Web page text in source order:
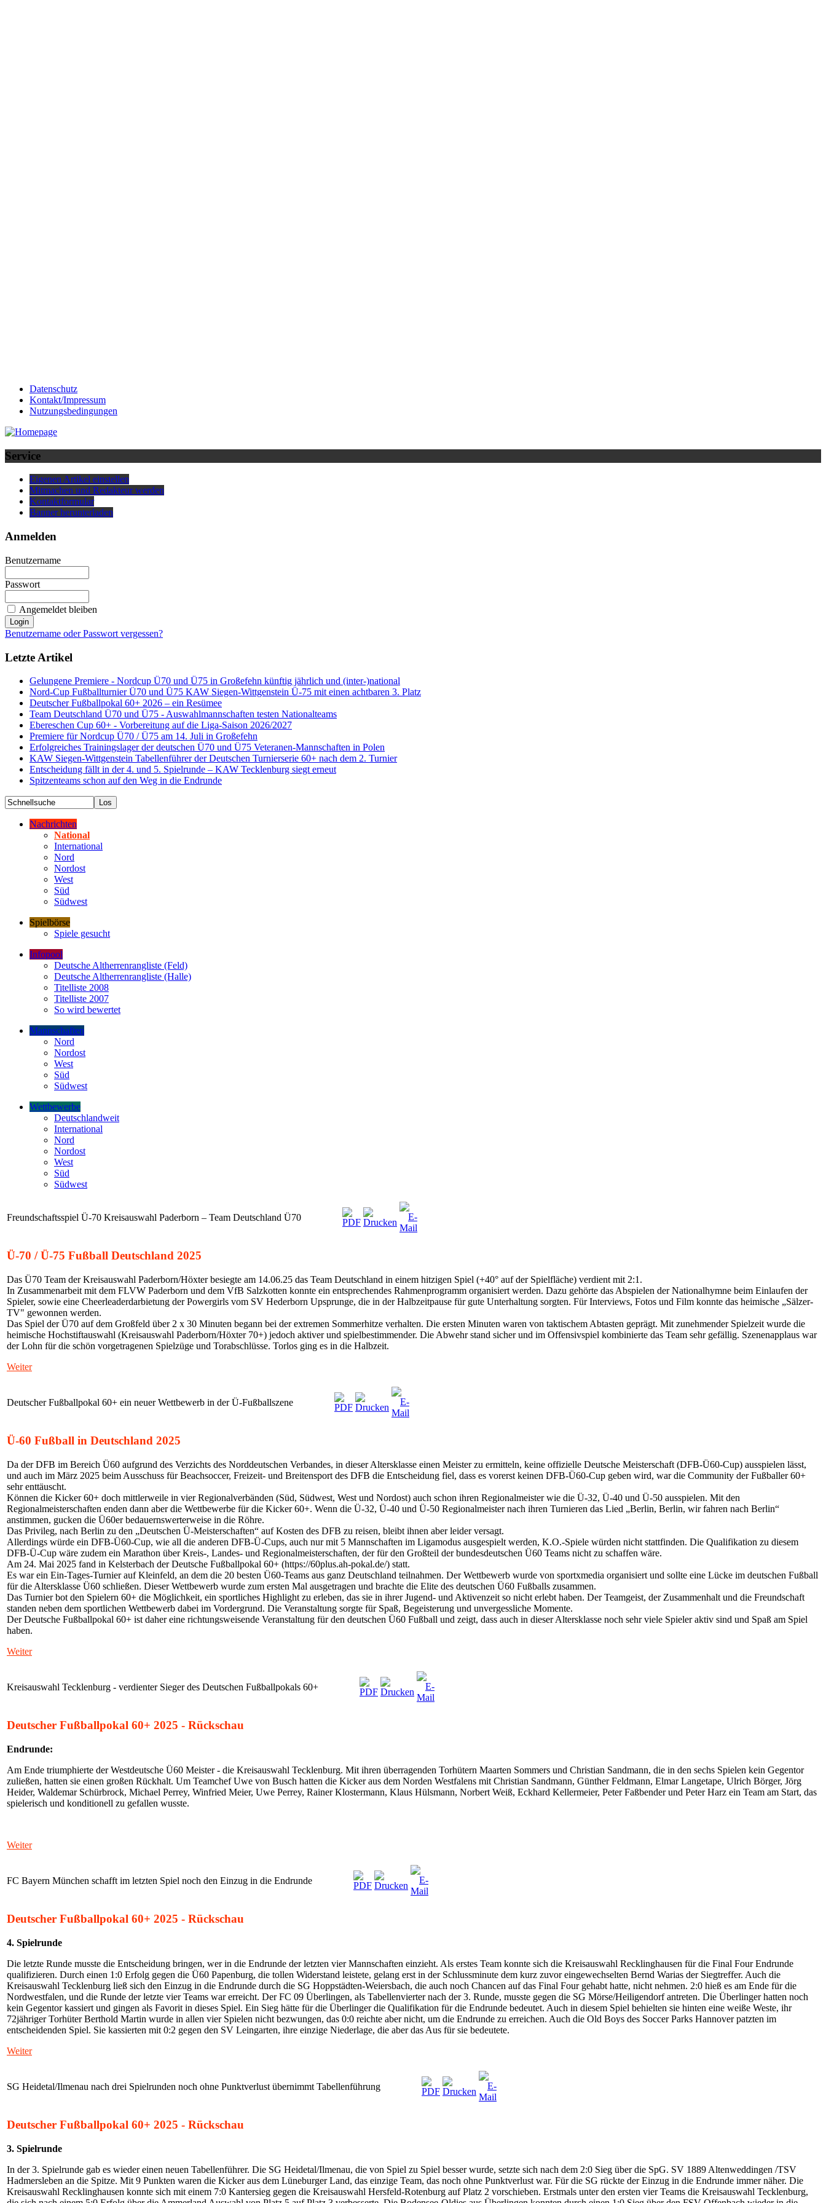
Datenschutz
Kontakt/Impressum
Nutzungsbedingungen
Service
Eigenen Artikel einstellen
Mitmachen und Redakteur werden
Kontaktformular
Banner herunterladen
Anmelden
Benutzername
Passwort
Angemeldet bleiben
Benutzername oder Passwort vergessen?
Letzte Artikel
Gelungene Premiere - Nordcup Ü70 und Ü75 in Großefehn künftig jährlich und (inter-)national
Nord-Cup Fußballturnier Ü70 und Ü75 KAW Siegen-Wittgenstein Ü-75 mit einen achtbaren 3. Platz
Deutscher Fußballpokal 60+ 2026 – ein Resümee
Team Deutschland Ü70 und Ü75 - Auswahlmannschaften testen Nationalteams
Ebereschen Cup 60+ - Vorbereitung auf die Liga-Saison 2026/2027
Premiere für Nordcup Ü70 / Ü75 am 14. Juli in Großefehn
Erfolgreiches Trainingslager der deutschen Ü70 und Ü75 Veteranen-Mannschaften in Polen
KAW Siegen-Wittgenstein Tabellenführer der Deutschen Turnierserie 60+ nach dem 2. Turnier
Entscheidung fällt in der 4. und 5. Spielrunde – KAW Tecklenburg siegt erneut
Spitzenteams schon auf den Weg in die Endrunde
Nachrichten
National
International
Nord
Nordost
West
Süd
Südwest
Spielbörse
Spiele gesucht
Infopool
Deutsche Altherrenrangliste (Feld)
Deutsche Altherrenrangliste (Halle)
Titelliste 2008
Titelliste 2007
So wird bewertet
Mannschaften
Nord
Nordost
West
Süd
Südwest
Wettbewerbe
Deutschlandweit
International
Nord
Nordost
West
Süd
Südwest
Freundschaftsspiel Ü-70 Kreisauswahl Paderborn – Team Deutschland Ü70
Ü-70 / Ü-75 Fußball Deutschland 2025
Das Ü70 Team der Kreisauswahl Paderborn/Höxter besiegte am 14.06.25 das Team Deutschland in einem hitzigen Spiel (+40° auf der Spielfläche) verdient mit 2:1.
In Zusammenarbeit mit dem FLVW Paderborn und dem VfB Salzkotten konnte ein entsprechendes Rahmenprogramm organisiert werden. Dazu gehörte das Abspielen der Nationalhymne beim Einlaufen der
Spieler, sowie eine Cheerleaderdarbietung der Powergirls vom SV Hederborn Upsprunge, die in der Halbzeitpause für gute Unterhaltung sorgten. Für Interviews, Fotos und Film konnte das heimische „Sälzer-
TV" gewonnen werden.
Das Spiel der Ü70 auf dem Großfeld über 2 x 30 Minuten begann bei der extremen Sommerhitze verhalten. Die ersten Minuten waren von taktischem Abtasten geprägt. Mit zunehmender Spielzeit wurde die
heimische Hochstiftauswahl (Kreisauswahl Paderborn/Höxter 70+) jedoch aktiver und spielbestimmender. Die Abwehr stand sicher und im Offensivspiel kombinierte das Team sehr gefällig. Szenenapplaus war
der Lohn für die schön vorgetragenen Spielzüge und Torabschlüsse. Torlos ging es in die Halbzeit.
Weiter
Deutscher Fußballpokal 60+ ein neuer Wettbewerb in der Ü-Fußballszene
Ü-60 Fußball in Deutschland 2025
Da der DFB im Bereich Ü60 aufgrund des Verzichts des Norddeutschen Verbandes, in dieser Altersklasse einen Meister zu ermitteln, keine offizielle Deutsche Meisterschaft (DFB-Ü60-Cup) ausspielen lässt,
und auch im März 2025 beim Ausschuss für Beachsoccer, Freizeit- und Breitensport des DFB die Entscheidung fiel, dass es vorerst keinen DFB-Ü60-Cup geben wird, war die Community der Fußballer 60+
sehr enttäuscht.
Können die Kicker 60+ doch mittlerweile in vier Regionalverbänden (Süd, Südwest, West und Nordost) auch schon ihren Regionalmeister wie die Ü-32, Ü-40 und Ü-50 ausspielen. Mit den
Regionalmeisterschaften enden dann aber die Wettbewerbe für die Kicker 60+. Wenn die Ü-32, Ü-40 und Ü-50 Regionalmeister nach ihren Turnieren das Lied „Berlin, Berlin, wir fahren nach Berlin“
anstimmen, gucken die Ü60er bedauernswerterweise in die Röhre.
Das Privileg, nach Berlin zu den „Deutschen Ü-Meisterschaften“ auf Kosten des DFB zu reisen, bleibt ihnen aber leider versagt.
Allerdings würde ein DFB-Ü60-Cup, wie all die anderen DFB-Ü-Cups, auch nur mit 5 Mannschaften im Ligamodus ausgespielt werden, K.O.-Spiele würden nicht stattfinden. Die Qualifikation zu diesem
DFB-Ü-Cup wäre zudem ein Marathon über Kreis-, Landes- und Regionalmeisterschaften, der für den Großteil der bundesdeutschen Ü60 Teams nicht zu schaffen wäre.
Am 24. Mai 2025 fand in Kelsterbach der Deutsche Fußballpokal 60+ (https://60plus.ah-pokal.de/) statt.
Es war ein Ein-Tages-Turnier auf Kleinfeld, an dem die 20 besten Ü60-Teams aus ganz Deutschland teilnahmen. Der Wettbewerb wurde von sportxmedia organisiert und sollte eine Lücke im deutschen Fußball
für die Altersklasse Ü60 schließen. Dieser Wettbewerb wurde zum ersten Mal ausgetragen und brachte die Elite des deutschen Ü60 Fußballs zusammen.
Das Turnier bot den Spielern 60+ die Möglichkeit, ein sportliches Highlight zu erleben, das sie in ihrer Jugend- und Aktivenzeit so nicht erlebt haben. Der Teamgeist, der Zusammenhalt und die Freundschaft
standen neben dem sportlichen Wettbewerb dabei im Vordergrund. Die Veranstaltung sorgte für Spaß, Begeisterung und unvergessliche Momente.
Der Deutsche Fußballpokal 60+ ist daher eine richtungsweisende Veranstaltung für den deutschen Ü60 Fußball und zeigt, dass auch in dieser Altersklasse noch sehr viele Spieler aktiv sind und Spaß am Spiel
haben.
Weiter
Kreisauswahl Tecklenburg - verdienter Sieger des Deutschen Fußballpokals 60+
Deutscher Fußballpokal 60+ 2025 - Rückschau
Endrunde:
Am Ende triumphierte der Westdeutsche Ü60 Meister - die Kreisauswahl Tecklenburg. Mit ihren überragenden Torhütern Maarten Sommers und Christian Sandmann, die in den sechs Spielen kein Gegentor
zuließen, hatten sie einen großen Rückhalt. Um Teamchef Uwe von Busch hatten die Kicker aus dem Norden Westfalens mit Christian Sandmann, Günther Feldmann, Elmar Langetape, Ulrich Börger, Jörg
Heider, Waldemar Schürbrock, Michael Perrey, Winfried Meier, Uwe Perrey, Rainer Klostermann, Klaus Hülsmann, Norbert Weiß, Eckhard Kellermeier, Peter Faßbender und Peter Harz ein Team am Start, das
spielerisch und konditionell zu gefallen wusste.
Weiter
FC Bayern München schafft im letzten Spiel noch den Einzug in die Endrunde
Deutscher Fußballpokal 60+ 2025 - Rückschau
4. Spielrunde
Die letzte Runde musste die Entscheidung bringen, wer in die Endrunde der letzten vier Mannschaften einzieht. Als erstes Team konnte sich die Kreisauswahl Recklinghausen für die Final Four Endrunde
qualifizieren. Durch einen 1:0 Erfolg gegen die Ü60 Papenburg, die tollen Widerstand leistete, gelang erst in der Schlussminute dem kurz zuvor eingewechselten Bernd Warias der Siegtreffer. Auch die
Kreisauswahl Tecklenburg ließ sich den Einzug in die Endrunde durch die SG Hoppstädten-Weiersbach, die auch noch Chancen auf das Final Four gehabt hatte, nicht nehmen. 2:0 hieß es am Ende für die
Nordwestfalen, und die Runde der letzte vier Teams war erreicht. Der FC 09 Überlingen, als Tabellenvierter nach der 3. Runde, musste gegen die SG Mörse/Heiligendorf antreten. Die Überlinger hatten noch
kein Gegentor kassiert und gingen als Favorit in dieses Spiel. Ein Sieg hätte für die Überlinger die Qualifikation für die Endrunde bedeutet. Auch in diesem Spiel behielten sie hinten eine weiße Weste, ihr
72jähriger Torhüter Berthold Martin wurde in allen vier Spielen nicht bezwungen, das 0:0 reichte aber nicht, um die Endrunde zu erreichen. Auch die Old Boys des Soccer Parks Hannover patzten im
entscheidenden Spiel. Sie kassierten mit 0:2 gegen den SV Leingarten, ihre einzige Niederlage, die aber das Aus für sie bedeutete.
Weiter
SG Heidetal/Ilmenau nach drei Spielrunden noch ohne Punktverlust übernimmt Tabellenführung
Deutscher Fußballpokal 60+ 2025 - Rückschau
3. Spielrunde
In der 3. Spielrunde gab es wieder einen neuen Tabellenführer. Die SG Heidetal/Ilmenau, die von Spiel zu Spiel besser wurde, setzte sich nach dem 2:0 Sieg über die SpG. SV 1889 Altenweddingen /TSV
Hadmersleben an die Spitze. Mit 9 Punkten waren die Kicker aus dem Lüneburger Land, das einzige Team, das noch ohne Punktverlust war. Für die SG rückte der Einzug in die Endrunde immer näher. Die
Kreisauswahl Recklinghausen konnte sich mit einem 7:0 Kantersieg gegen die Kreisauswahl Hersfeld-Rotenburg auf Platz 2 vorschieben. Erstmals unter den ersten vier Teams die Kreisauswahl Tecklenburg,